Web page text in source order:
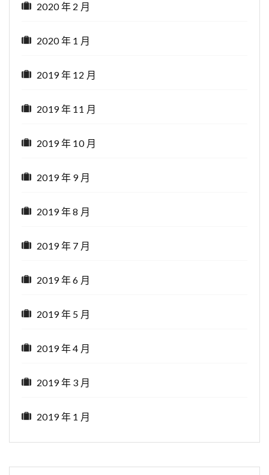
2020 年 2 月
2020 年 1 月
2019 年 12 月
2019 年 11 月
2019 年 10 月
2019 年 9 月
2019 年 8 月
2019 年 7 月
2019 年 6 月
2019 年 5 月
2019 年 4 月
2019 年 3 月
2019 年 1 月